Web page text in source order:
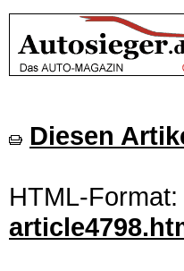
Diesen
HTML-Format: